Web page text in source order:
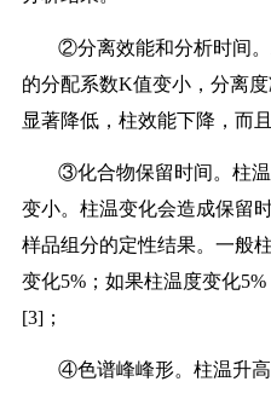
②分离效能和分析时间
的分配系数K值变小，分离
显著降低，柱效能下降，而
③化合物保留时间。柱
变小。柱温变化会造成保留
样品组分的定性结果。一般
变化5%；如果柱温度变化
[3]；
④色谱峰峰形。柱温升